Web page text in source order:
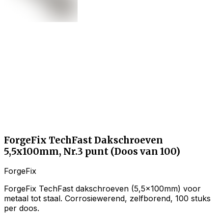
ForgeFix TechFast Dakschroeven
5,5x100mm, Nr.3 punt (Doos van 100)
ForgeFix
ForgeFix TechFast dakschroeven (5,5x100mm) voor
metaal tot staal. Corrosiewerend, zelfborend, 100 stuks
per doos.